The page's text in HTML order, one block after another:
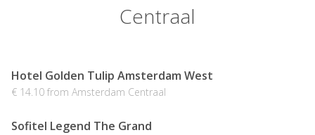
Centraal
Hotel Golden Tulip Amsterdam West
€ 14.10 from Amsterdam Centraal
Sofitel Legend The Grand